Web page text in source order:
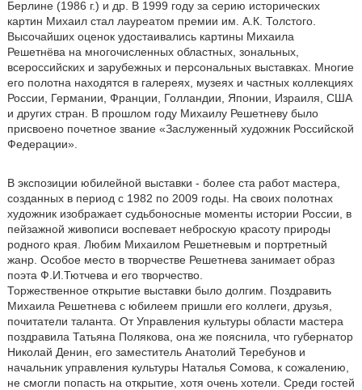
Берлине (1986 г.) и др. В 1999 году за серию исторических
картин Михаил стал лауреатом премии им. А.К. Толстого.
Высочайших оценок удостаивались картины Михаила
Решетнёва на многочисленных областных, зональных,
всероссийских и зарубежных и персональных выставках. Многие
его полотна находятся в галереях, музеях и частных коллекциях
России, Германии, Франции, Голландии, Японии, Израиля, США
и других стран. В прошлом году Михаилу Решетневу было
присвоено почетное звание «Заслуженный художник Российской
Федерации».
В экспозиции юбилейной выставки - более ста работ мастера,
созданных в период с 1982 по 2009 годы. На своих полотнах
художник изображает судьбоносные моменты истории России, в
пейзажной живописи воспевает неброскую красоту природы
родного края. Любим Михаилом Решетневым и портретный
жанр. Особое место в творчестве Решетнева занимает образ
поэта Ф.И.Тютчева и его творчество.
Торжественное открытие выставки было долгим. Поздравить
Михаила Решетнева с юбилеем пришли его коллеги, друзья,
почитатели таланта. От Управления культуры области мастера
поздравила Татьяна Полякова, она же пояснила, что губернатор
Николай Денин, его заместитель Анатолий Теребунов и
начальник управления культуры Наталья Сомова, к сожалению,
не смогли попасть на открытие, хотя очень хотели. Среди гостей